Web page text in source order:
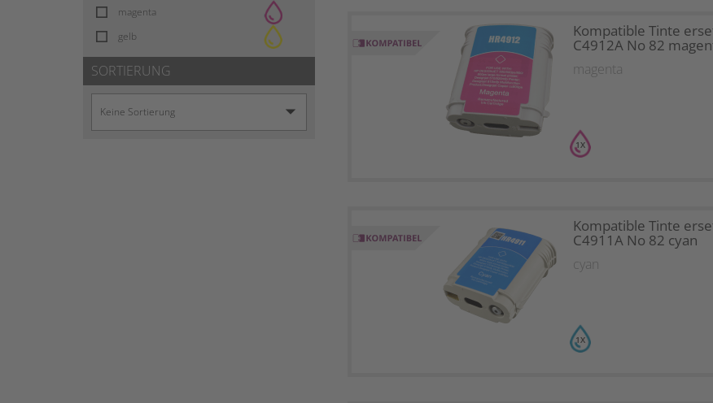
magenta
gelb
SORTIERUNG
1X
Kompatible Tinte
C4912A No 82
magenta
1X
Kompatible Tinte
C4911A No 82 cyan
cyan